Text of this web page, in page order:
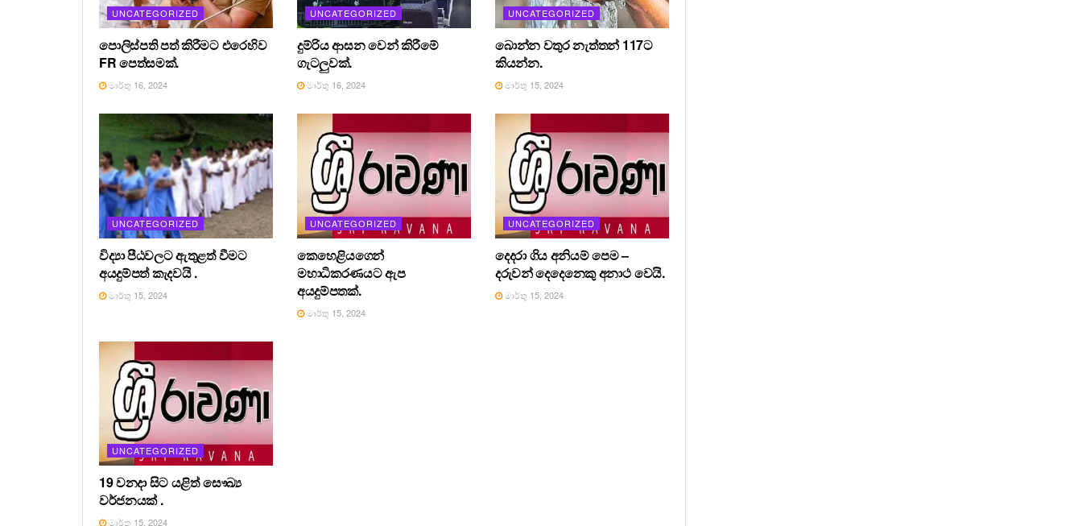
UNCATEGORIZED
පොලිස්පති පත් කිරීමට එරෙහිව
FR පෙත්සමක්.
මාර්තු 16, 2024
UNCATEGORIZED
දුම්රිය ආසන වෙන් කිරීමේ
ගැටලුවක්.
මාර්තු 16, 2024
UNCATEGORIZED
බොන්න වතුර නැත්තන් 117ට
කියන්න.
මාර්තු 15, 2024
UNCATEGORIZED
විද්‍යා පීඨවලට ඇතුළත් වීමට
අයදුම්පත් කැදවයි .
මාර්තු 15, 2024
UNCATEGORIZED
කෙහෙළියගෙන්
මහාධිකරණයට ඇප
අයදුම්පතක්.
මාර්තු 15, 2024
UNCATEGORIZED
දෙදරා ගිය අනියම් පෙම –
දරුවන් දෙදෙනෙකු අනාථ වෙයි.
මාර්තු 15, 2024
UNCATEGORIZED
19 වනදා සිට යළිත් සෞඛ්‍ය
වර්ජනයක් .
මාර්තු 15, 2024